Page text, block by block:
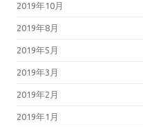
2019年10月
2019年8月
2019年5月
2019年3月
2019年2月
2019年1月